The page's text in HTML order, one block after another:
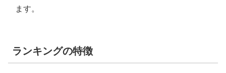
ます。
ランキングの特徴